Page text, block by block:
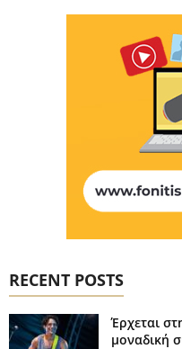
RECENT POSTS
Έρχεται
μοναδική